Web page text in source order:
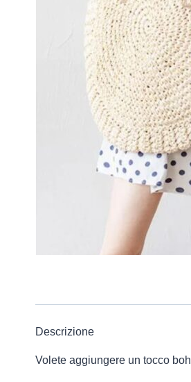
Descrizione
Volete aggiungere un tocco